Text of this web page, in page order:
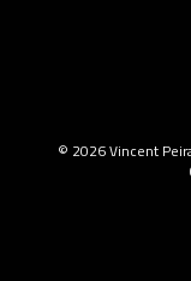
© 2026 Vincent